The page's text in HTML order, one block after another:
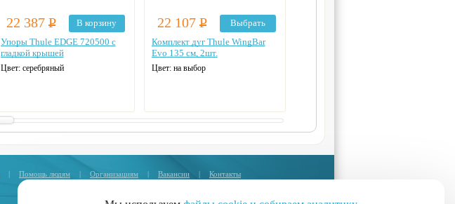
22 387 Р
В корзину
Упоры Thule EDGE 720500 с
гладкой крышей
Цвет: серебряный
22 107 Р
Выбрать
Комплект дуг Thule WingBar
Evo 135 см, 2шт.
Цвет: на выбор
| Помощь людям | Организациям | Вакансии | Контакты